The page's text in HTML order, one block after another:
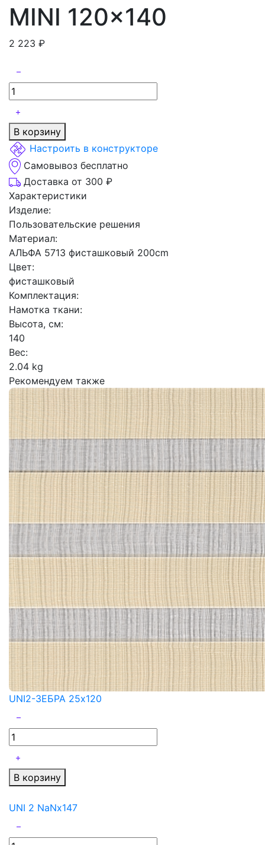
MINI 120×140
2 223 ₽
В корзину
Настроить в конструкторе
Самовывоз бесплатно
Доставка от 300 ₽
Характеристики
Изделие:
Пользовательские решения
Материал:
АЛЬФА 5713 фисташковый 200cm
Цвет:
фисташковый
Комплектация:
Намотка ткани:
Высота, см:
140
Вес:
2.04 kg
Рекомендуем также
UNI2-ЗЕБРА 25x120
В корзину
UNI 2 NaNx147